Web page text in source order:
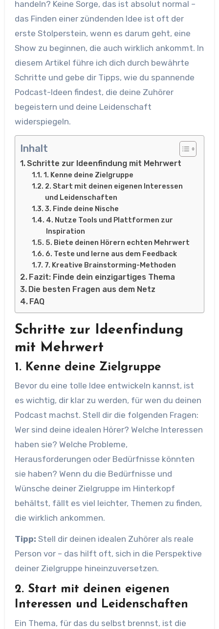
handeln? Keine Sorge, das ist absolut normal –
das Finden einer zündenden Idee ist oft der
erste Stolperstein, wenn es darum geht, eine
Show zu beginnen, die auch wirklich ankommt. In
diesem Artikel führe ich dich durch bewährte
Schritte und gebe dir Tipps, wie du spannende
Podcast-Ideen findest, die deine Zuhörer
begeistern und deine Leidenschaft
widerspiegeln.
Inhalt
Schritte zur Ideenfindung mit Mehrwert
1. Kenne deine Zielgruppe
2. Start mit deinen eigenen Interessen
und Leidenschaften
3. Finde deine Nische
4. Nutze Tools und Plattformen zur
Inspiration
5. Biete deinen Hörern echten Mehrwert
6. Teste und lerne aus dem Feedback
7. Kreative Brainstorming-Methoden
Fazit: Finde dein einzigartiges Thema
Die besten Fragen aus dem Netz
FAQ
Schritte zur Ideenfindung
mit Mehrwert
1. Kenne deine Zielgruppe
Bevor du eine tolle Idee entwickeln kannst, ist
es wichtig, dir klar zu werden, für wen du deinen
Podcast machst. Stell dir die folgenden Fragen:
Wer sind deine idealen Hörer? Welche Interessen
haben sie? Welche Probleme,
Herausforderungen oder Bedürfnisse könnten
sie haben? Wenn du die Bedürfnisse und
Wünsche deiner Zielgruppe im Hinterkopf
behältst, fällt es viel leichter, Themen zu finden,
die wirklich ankommen.
Tipp: Stell dir deinen idealen Zuhörer als reale
Person vor – das hilft oft, sich in die Perspektive
deiner Zielgruppe hineinzuversetzen.
2. Start mit deinen eigenen
Interessen und Leidenschaften
Ein Thema, für das du selbst brennst, ist die